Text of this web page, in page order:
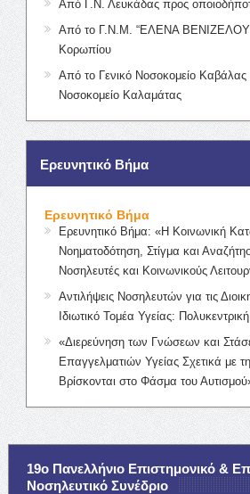
Από Γ.Ν. Λευκάδας προς
Από το Γ.Ν.Μ. “ΕΛΕΝΑ ΒΕΝΙΖΕΛΟΥ”
Κορωπίου
Από το Γενικό Νοσοκομείο Καβάλας
Νοσοκομείο Καλαμάτας
Ερευνητικό Βήμα
Ερευνητικό Βήμα
Ερευνητικό Βήμα: «Η Κοινωνική
Νοηματοδότηση, Στίγμα και
Νοσηλευτές και Κοινωνικούς
Αντιλήψεις Νοσηλευτών για τις
Ιδιωτικό Τομέα Υγείας:
«Διερεύνηση των Γνώσεων και
Επαγγελματιών Υγείας Σχετικά με
Βρίσκονται στο Φάσμα του
19ο Πανελλήνιο Επιστημονικό &
Νοσηλευτικό Συνέδριο